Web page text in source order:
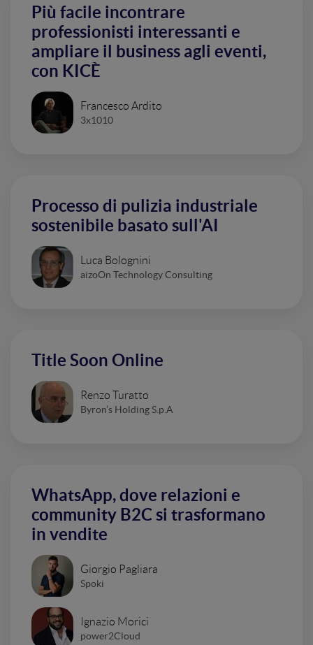
Più facile incontrare
professionisti interessanti e
ampliare il business agli eventi,
con KICÈ
Francesco Ardito
3x1010
Processo di pulizia industriale
sostenibile basato sull'AI
Luca Bolognini
aizoOn Technology Consulting
Title Soon Online
Renzo Turatto
Byron’s Holding S.p.A
WhatsApp, dove relazioni e
community B2C si trasformano
in vendite
Giorgio Pagliara
Spoki
Ignazio Morici
power2Cloud